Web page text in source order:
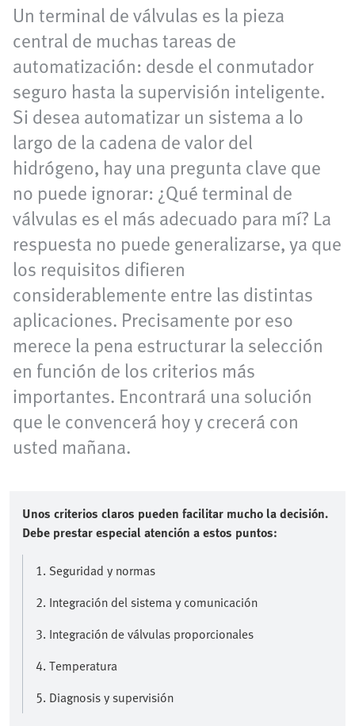
Un terminal de válvulas es la pieza
central de muchas tareas de
automatización: desde el conmutador
seguro hasta la supervisión inteligente.
Si desea automatizar un sistema a lo
largo de la cadena de valor del
hidrógeno, hay una pregunta clave que
no puede ignorar: ¿Qué terminal de
válvulas es el más adecuado para mí? La
respuesta no puede generalizarse, ya que
los requisitos difieren
considerablemente entre las distintas
aplicaciones. Precisamente por eso
merece la pena estructurar la selección
en función de los criterios más
importantes. Encontrará una solución
que le convencerá hoy y crecerá con
usted mañana.
Unos criterios claros pueden facilitar mucho la decisión.
Debe prestar especial atención a estos puntos:
1. Seguridad y normas
2. Integración del sistema y comunicación
3. Integración de válvulas proporcionales
4. Temperatura
5. Diagnosis y supervisión